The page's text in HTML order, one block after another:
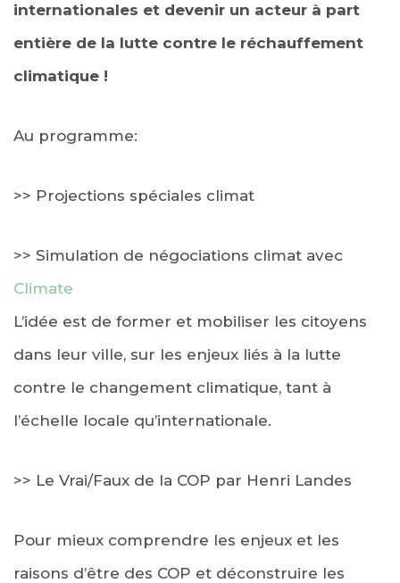
internationales et devenir un acteur à part
entière de la lutte contre le réchauffement
climatique !
Au programme:
>> Projections spéciales climat
>> Simulation de négociations climat avec
Climate
L’idée est de former et mobiliser les citoyens
dans leur ville, sur les enjeux liés à la lutte
contre le changement climatique, tant à
l’échelle locale qu’internationale.
>> Le Vrai/Faux de la COP par Henri Landes
Pour mieux comprendre les enjeux et les
raisons d’être des COP et déconstruire les